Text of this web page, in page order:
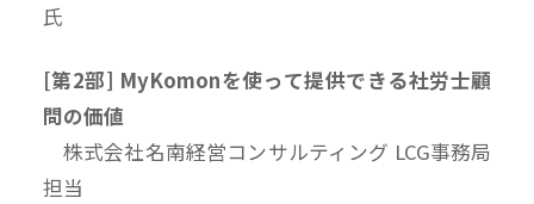
氏
[第2部] MyKomonを使って提供できる社労士顧
問の価値
株式会社名南経営コンサルティング LCG事務局
担当